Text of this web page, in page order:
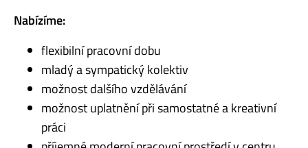
Nabízíme:
flexibilní pracovní dobu
mladý a sympatický kolektiv
možnost dalšího vzdělávání
možnost uplatnění při samostatné a kreativní
práci